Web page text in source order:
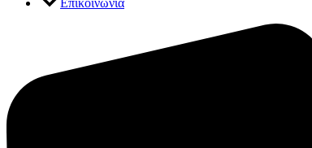
Επικοινωνία